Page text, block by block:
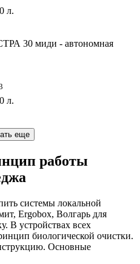
л.
л.
еще
работы
системы локальной
Ergobox, Волгарь для
В устройствах всех
биологической очистки.
Основные